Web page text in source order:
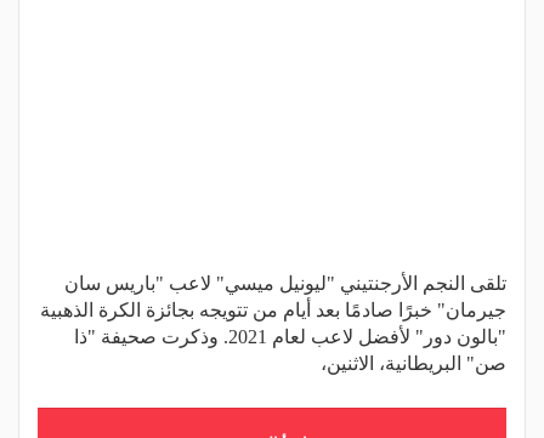
تلقى النجم الأرجنتيني "ليونيل ميسي" لاعب "باريس سان
جيرمان" خبرًا صادمًا بعد أيام من تتويجه بجائزة الكرة الذهبية
"بالون دور" لأفضل لاعب لعام 2021. وذكرت صحيفة "ذا
صن" البريطانية، الاثنين،